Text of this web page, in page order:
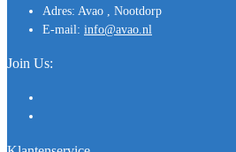
Adres: Avao , Nootdorp
E-mail: info@avao.nl
Join Us: